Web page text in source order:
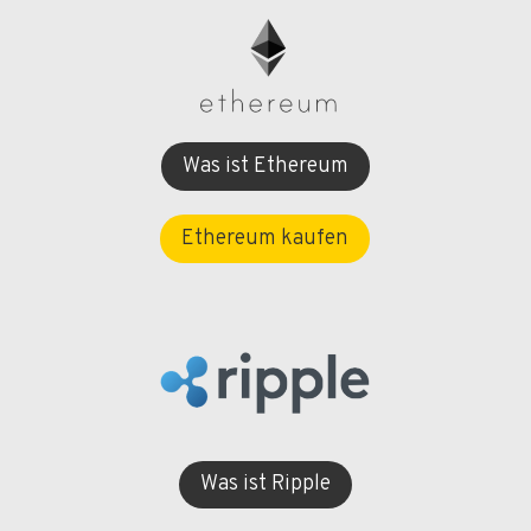
Was ist Ethereum
Ethereum kaufen
Was ist Ripple